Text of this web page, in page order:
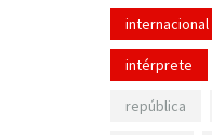
internacional
intérprete
república